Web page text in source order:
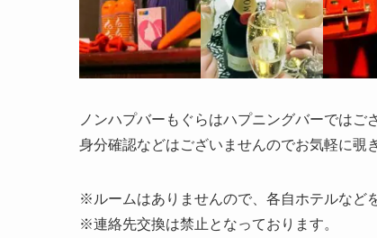
ノンハプバーもぐらはハプニングバーではご
身分確認などはございませんのでお気軽に覗
※ルームはありませんので、各自ホテルなど
※連絡先交換は禁止となっております。